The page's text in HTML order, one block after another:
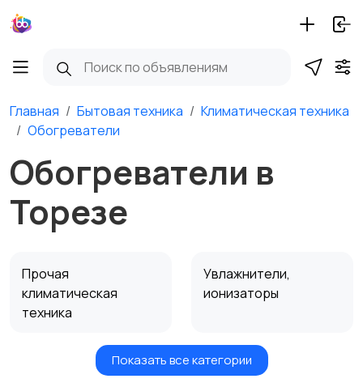
Главная Бытовая техника
Климатическая техника
Обогреватели
Обогреватели в
Торезе
Прочая
климатическая
техника
Увлажнители,
ионизаторы
Вентиляторы Обогреватели
Показать все категории